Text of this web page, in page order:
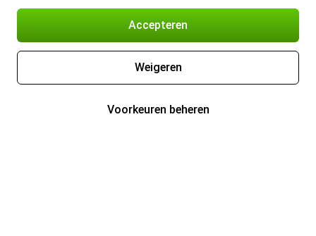
Accepteren
Weigeren
Voorkeuren beheren